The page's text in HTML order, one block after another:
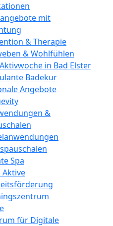
mit
& Therapie
& Wohlfühlen
in Bad Elster
Badekur
Angebote
&
Spa
Aktive
für Digitale